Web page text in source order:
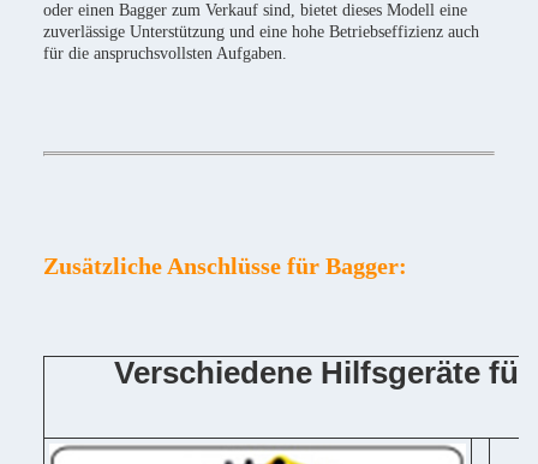
oder einen Bagger zum Verkauf sind, bietet dieses Modell eine
zuverlässige Unterstützung und eine hohe Betriebseffizienz auch
für die anspruchsvollsten Aufgaben.
Zusätzliche Anschlüsse für Bagger:
Verschiedene Hilfsgeräte